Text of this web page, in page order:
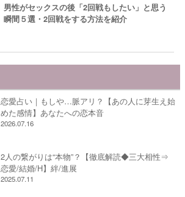
男性がセックスの後「2回戦もしたい」と思う
瞬間５選・2回戦をする方法を紹介
恋愛占い｜もしや…脈アリ？【あの人に芽生え始
めた感情】あなたへの恋本音
2026.07.16
2人の繋がりは“本物”？【徹底解読◆三大相性⇒
恋愛/結婚/H】絆/進展
2025.07.11